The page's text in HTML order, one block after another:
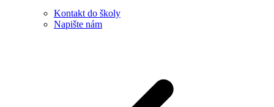
Kontakt do školy
Napište nám